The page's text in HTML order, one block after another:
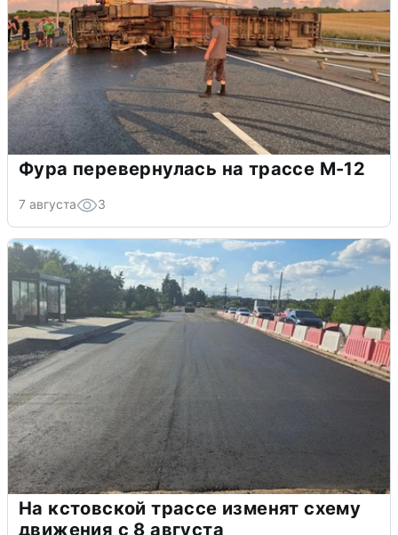
Фура перевернулась на трассе М-12
7 августа 3
На кстовской трассе изменят схему
движения с 8 августа